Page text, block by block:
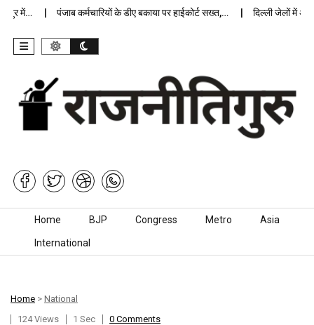
में… पंजाब कर्मचारियों के डीए बकाया पर हाईकोर्ट सख्त,… दिल्ली जेलों में
Skip to content
Home BJP Congress Metro Asia
International
Home > National
124 Views
1 Sec 0 Comments